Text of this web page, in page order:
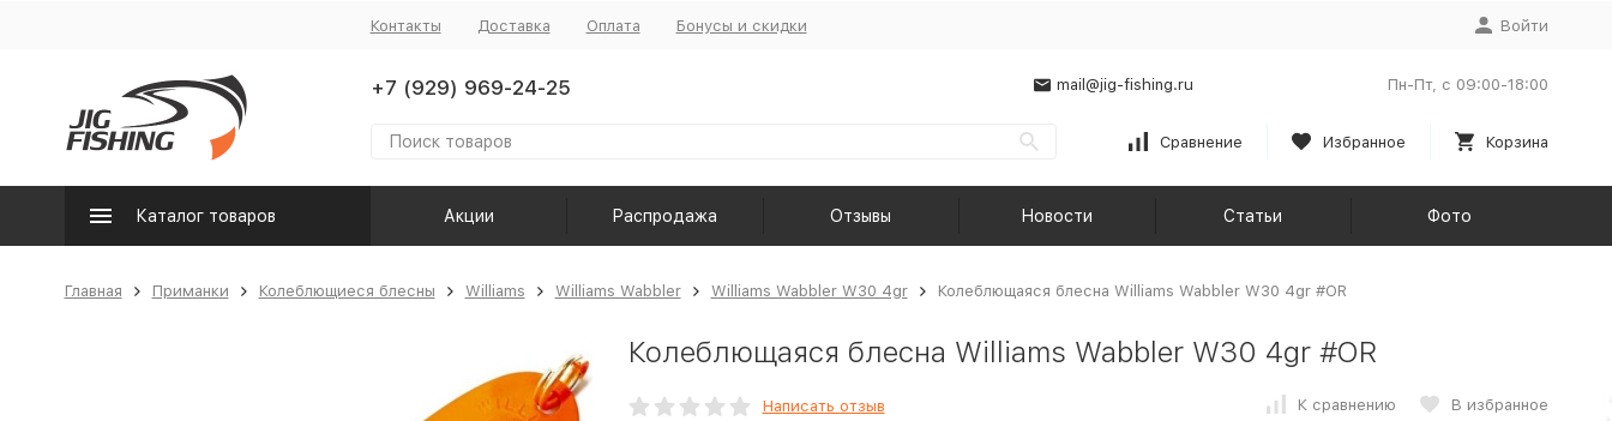
Контакты Доставка Оплата Бонусы и скидки Войти
+7 (929) 969-24-25 mail@jig-fishing.ru Пн-Пт, с 09:00-18:00
Сравнение Избранное Корзина
Каталог товаров Акции Распродажа Отзывы Новости Статьи Фото
Главная Приманки Колеблющиеся блесны Williams Williams Wabbler Williams Wabbler W30 4gr Колеблющаяся блесна Williams Wabbler W30 4gr #OR
Колеблющаяся блесна Williams Wabbler W30 4gr #OR
Написать отзыв К сравнению В избранное